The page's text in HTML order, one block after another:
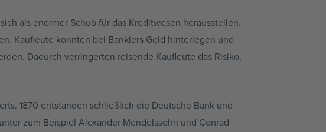
als enormer Schub für das Kreditwesen herausstellen.
Kaufleute konnten bei Bankiers Geld hinterlegen und
Dadurch verringerten reisende Kaufleute das Risiko,
1870 entstanden schließlich die Deutsche Bank und
zum Beispiel Alexander Mendelssohn und Conrad